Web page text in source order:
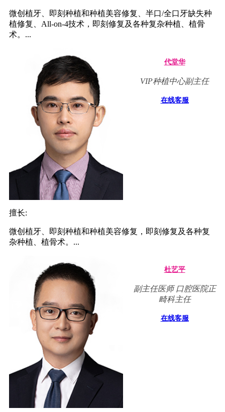
微创植牙、即刻种植和种植美容修复、半口/全口牙缺失种
植修复、All-on-4技术，即刻修复及各种复杂种植、植骨
术。...
代堂华
VIP种植中心副主任
在线客服
擅长:
微创植牙、即刻种植和种植美容修复，即刻修复及各种复
杂种植、植骨术。...
杜艺平
副主任医师 口腔医院正
畸科主任
在线客服